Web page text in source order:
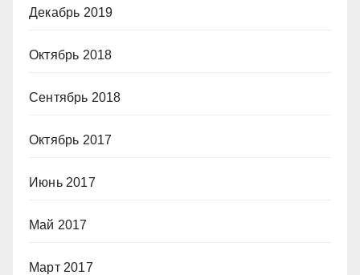
Декабрь 2019
Октябрь 2018
Сентябрь 2018
Октябрь 2017
Июнь 2017
Май 2017
Март 2017